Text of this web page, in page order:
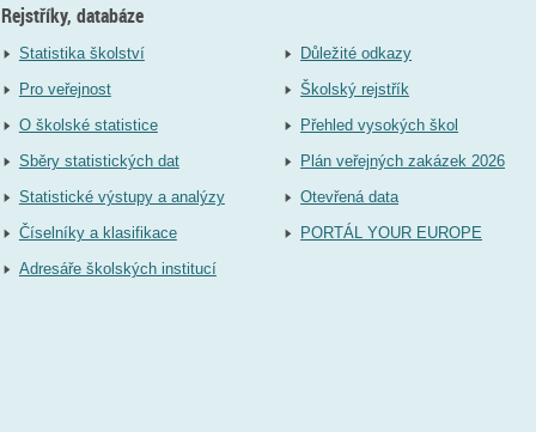
Rejstříky, databáze
Statistika školství
Pro veřejnost
O školské statistice
Sběry statistických dat
Statistické výstupy a analýzy
Číselníky a klasifikace
Adresáře školských institucí
Důležité odkazy
Školský rejstřík
Přehled vysokých škol
Plán veřejných zakázek 2026
Otevřená data
PORTÁL YOUR EUROPE